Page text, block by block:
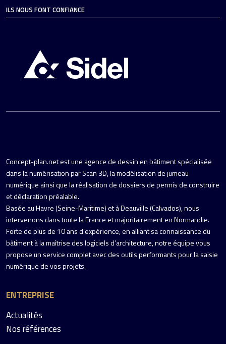
ILS NOUS FONT CONFIANCE
Concept-plan.net est une agence de dessin en bâtiment spécialisée
dans la numérisation par Scan 3D, la modélisation de jumeau
numérique ainsi que la réalisation de dossiers de permis de construire
et déclaration préalable.
Basée au Havre (Seine-Maritime) et à Deauville (Calvados), nous
intervenons dans toute la France et majoritairement en Normandie.
Forte de plus de 10 ans d’expérience, en alliant sa connaissance du
bâtiment à la maîtrise des logiciels d’architecture, notre équipe vous
propose un service complet avec des outils performants pour la saisie
numérique de vos projets.
ENTREPRISE
Actualités
Nos références